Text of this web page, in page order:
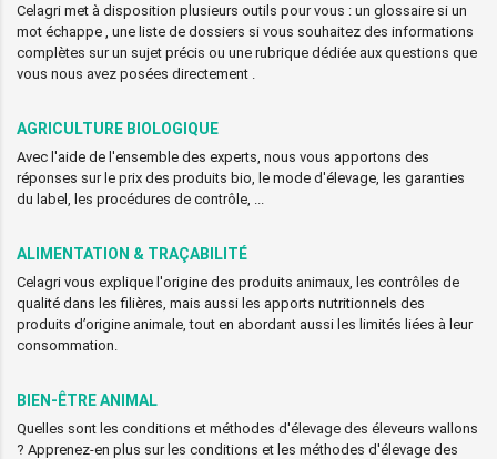
Celagri met à disposition plusieurs outils pour vous : un glossaire si un
mot échappe , une liste de dossiers si vous souhaitez des informations
complètes sur un sujet précis ou une rubrique dédiée aux questions que
vous nous avez posées directement .
AGRICULTURE BIOLOGIQUE
Avec l'aide de l'ensemble des experts, nous vous apportons des
réponses sur le prix des produits bio, le mode d'élevage, les garanties
du label, les procédures de contrôle, ...
ALIMENTATION & TRAÇABILITÉ
Celagri vous explique l'origine des produits animaux, les contrôles de
qualité dans les filières, mais aussi les apports nutritionnels des
produits d’origine animale, tout en abordant aussi les limités liées à leur
consommation.
BIEN-ÊTRE ANIMAL
Quelles sont les conditions et méthodes d'élevage des éleveurs wallons
? Apprenez-en plus sur les conditions et les méthodes d'élevage des